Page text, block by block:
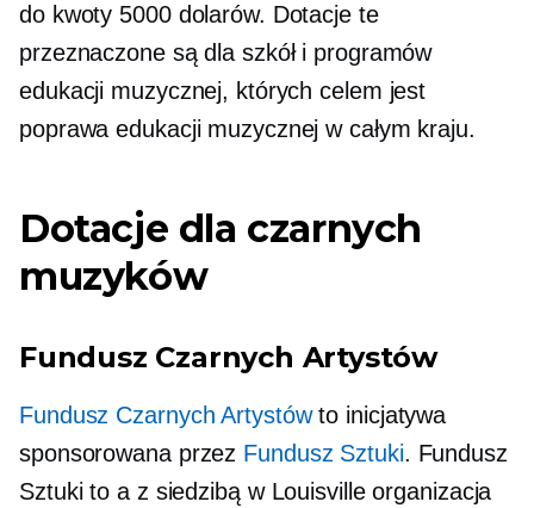
do kwoty 5000 dolarów. Dotacje te
przeznaczone są dla szkół i programów
edukacji muzycznej, których celem jest
poprawa edukacji muzycznej w całym kraju.
Dotacje dla czarnych
muzyków
Fundusz Czarnych Artystów
Fundusz Czarnych Artystówto inicjatywa
sponsorowana przez Fundusz Sztuki. Fundusz
Sztuki to a z siedzibą w Louisvilleorganizacja